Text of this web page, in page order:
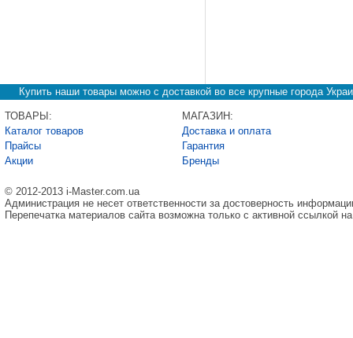
Купить наши товары можно с доставкой во все крупные города
ТОВАРЫ:
Каталог товаров
Прайсы
Акции
МАГАЗИН:
Доставка и оплата
Гарантия
Бренды
© 2012-2013 i-Master.com.ua
Администрация не несет ответственности за достоверность
Перепечатка материалов сайта возможна только с активной ссылкой